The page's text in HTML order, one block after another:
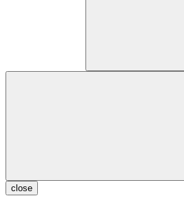
close